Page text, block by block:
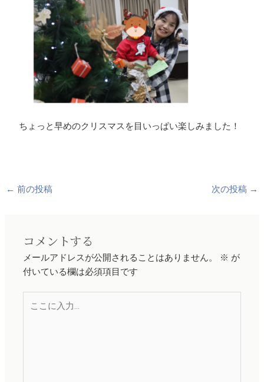
ちょっと早めのクリスマスを目いっぱい楽しみました！
← 前の投稿 次の投稿 →
コメントする
メールアドレスが公開されることはありません。 ※ が
付いている欄は必須項目です
こ